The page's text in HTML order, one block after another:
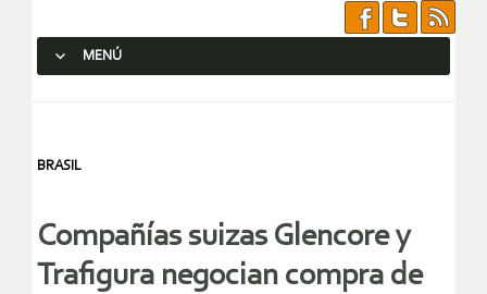
MENÚ
BRASIL
Compañías suizas Glencore y
Trafigura negocian compra de